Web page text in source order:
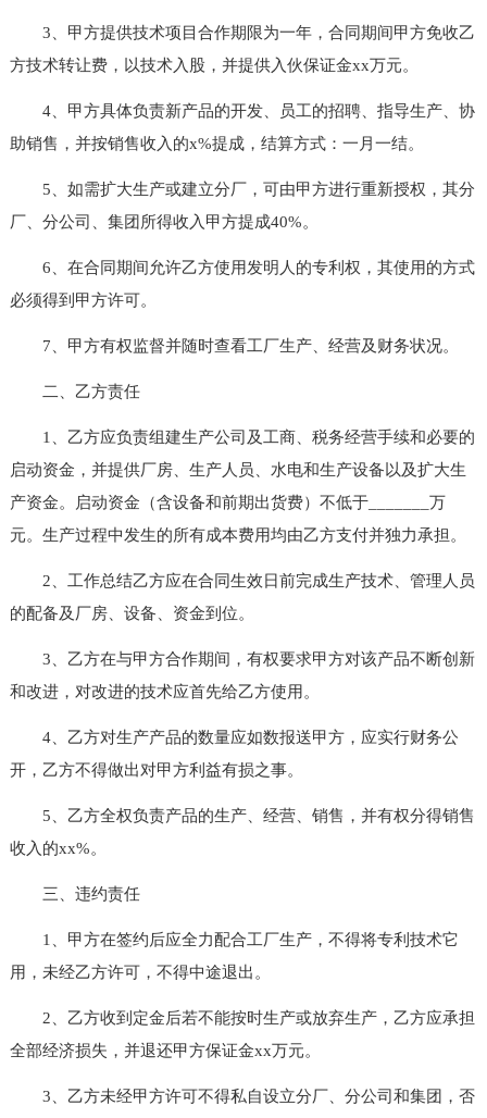
3、甲方提供技术项目合作期限为一年，合同期间甲方免收乙
方技术转让费，以技术入股，并提供入伙保证金xx万元。
4、甲方具体负责新产品的开发、员工的招聘、指导生产、协
助销售，并按销售收入的x%提成，结算方式：一月一结。
5、如需扩大生产或建立分厂，可由甲方进行重新授权，其分
厂、分公司、集团所得收入甲方提成40%。
6、在合同期间允许乙方使用发明人的专利权，其使用的方式
必须得到甲方许可。
7、甲方有权监督并随时查看工厂生产、经营及财务状况。
二、乙方责任
1、乙方应负责组建生产公司及工商、税务经营手续和必要的
启动资金，并提供厂房、生产人员、水电和生产设备以及扩大生
产资金。启动资金（含设备和前期出货费）不低于_______万
元。生产过程中发生的所有成本费用均由乙方支付并独力承担。
2、工作总结乙方应在合同生效日前完成生产技术、管理人员
的配备及厂房、设备、资金到位。
3、乙方在与甲方合作期间，有权要求甲方对该产品不断创新
和改进，对改进的技术应首先给乙方使用。
4、乙方对生产产品的数量应如数报送甲方，应实行财务公
开，乙方不得做出对甲方利益有损之事。
5、乙方全权负责产品的生产、经营、销售，并有权分得销售
收入的xx%。
三、违约责任
1、甲方在签约后应全力配合工厂生产，不得将专利技术它
用，未经乙方许可，不得中途退出。
2、乙方收到定金后若不能按时生产或放弃生产，乙方应承担
全部经济损失，并退还甲方保证金xx万元。
3、乙方未经甲方许可不得私自设立分厂、分公司和集团，否